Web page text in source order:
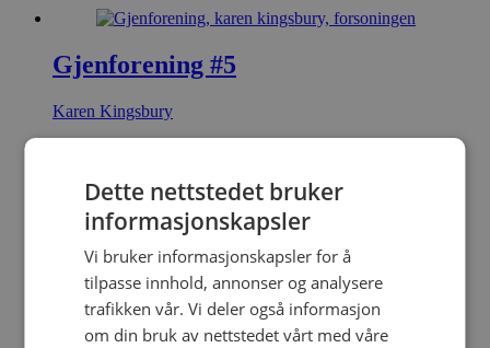
Gjenforening #5
Karen Kingsbury
299,00kr Legg i handlekurv
Minner #2
Karen Kingsbury
Dette nettstedet bruker
informasjonskapsler
Vi bruker informasjonskapsler for å
tilpasse innhold, annonser og analysere
trafikken vår. Vi deler også informasjon
om din bruk av nettstedet vårt med våre